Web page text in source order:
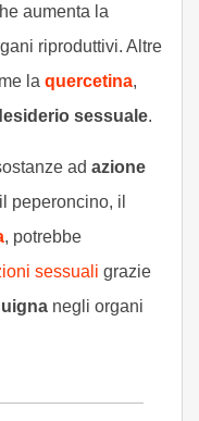
aumenta la
riproduttivi. Altre
la quercetina,
sessuale.
ad azione
peperoncino, il
, potrebbe
sessuali grazie
negli organi